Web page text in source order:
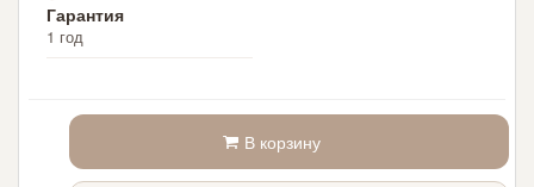
Гарантия
1 год
В корзину